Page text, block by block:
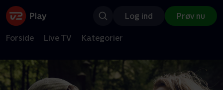
Log ind Prøv nu
Forside Live TV Kategorier